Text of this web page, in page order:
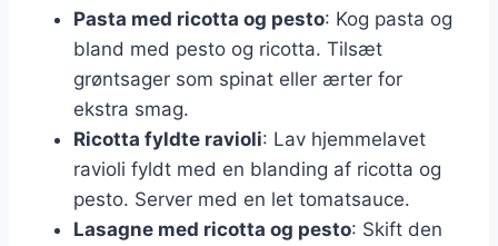
Pasta med ricotta og pesto: Kog pasta og
bland med pesto og ricotta. Tilsæt
grøntsager som spinat eller ærter for
ekstra smag.
Ricotta fyldte ravioli: Lav hjemmelavet
ravioli fyldt med en blanding af ricotta og
pesto. Server med en let tomatsauce.
Lasagne med ricotta og pesto: Skift den